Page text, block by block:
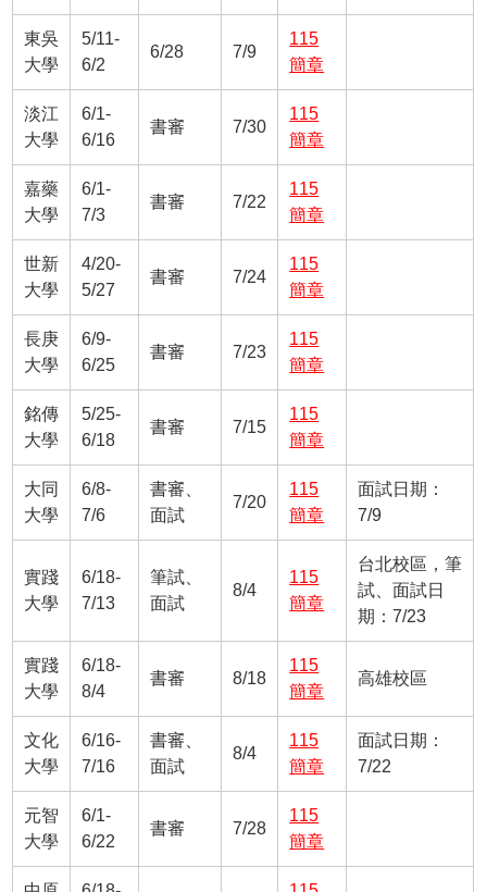
東吳
大學
5/11-
6/2
6/28 7/9
115
簡章
淡江
大學
6/1-
6/16
書審 7/30
115
簡章
嘉藥
大學
6/1-
7/3
書審 7/22
115
簡章
世新
大學
4/20-
5/27
書審 7/24
115
簡章
長庚
大學
6/9-
6/25
書審 7/23
115
簡章
銘傳
大學
5/25-
6/18
書審 7/15
115
簡章
大同
大學
6/8-
7/6
書審、
面試
7/20
115
簡章
面試日期：
7/9
實踐
大學
6/18-
7/13
筆試、
面試
8/4
115
簡章
台北校區，筆
試、面試日
期：7/23
實踐
大學
6/18-
8/4
書審 8/18
115
簡章
高雄校區
文化
大學
6/16-
7/16
書審、
面試
8/4
115
簡章
面試日期：
7/22
元智
大學
6/1-
6/22
書審 7/28
115
簡章